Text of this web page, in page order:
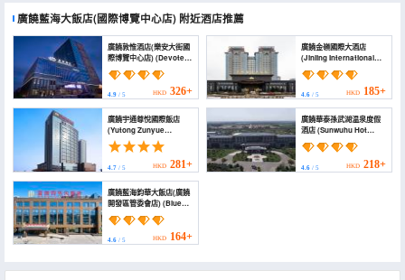
廣饒藍海大飯店(國際博覽中心店) 附近酒店推薦
廣饒敦惟酒店(樂安大街國
際博覽中心店) (Devoted
Hotel)
4.9 / 5 HKD 326+
廣饒金嶺國際大酒店
(Jinling International
Hotel)
4.6/ 5 HKD 185+
廣饒宇通尊悅國際飯店
(Yutong Zunyue
International Hotel)
4.7 / 5 HKD 281+
廣饒華泰孫武湖温泉度假
酒店 (Sunwuhu Hot
Spring Holiday Hotel)
4.6/ 5 HKD 218+
廣饒藍海鈞華大飯店(廣饒
開發區管委會店) (Blue
Horizon Jun Hua Hotel
(Guangrao
Development Zone
Management
4.6 / 5 HKD 164+